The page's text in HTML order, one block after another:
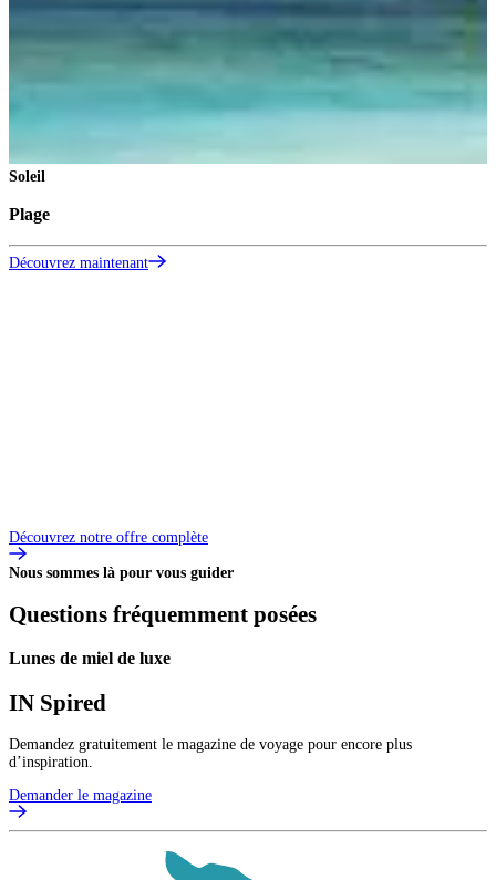
Soleil
Plage
Découvrez maintenant
Découvrez notre offre complète
Nous sommes là pour vous guider
Questions fréquemment posées
Lunes de miel de luxe
IN Spired
Demandez gratuitement le magazine de voyage pour encore plus
d’inspiration.
Demander le magazine